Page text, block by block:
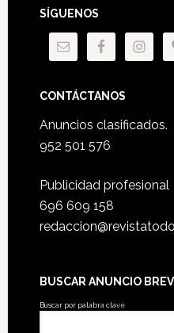
SÍGUENOS
CONTÁCTANOS
Anuncios clasificados.
952 501 576
Publicidad profesional
696 609 158
BUSCAR ANUNCIO
Buscar por palabra clave